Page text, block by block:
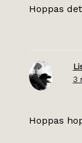
Hoppas
3
Hoppas